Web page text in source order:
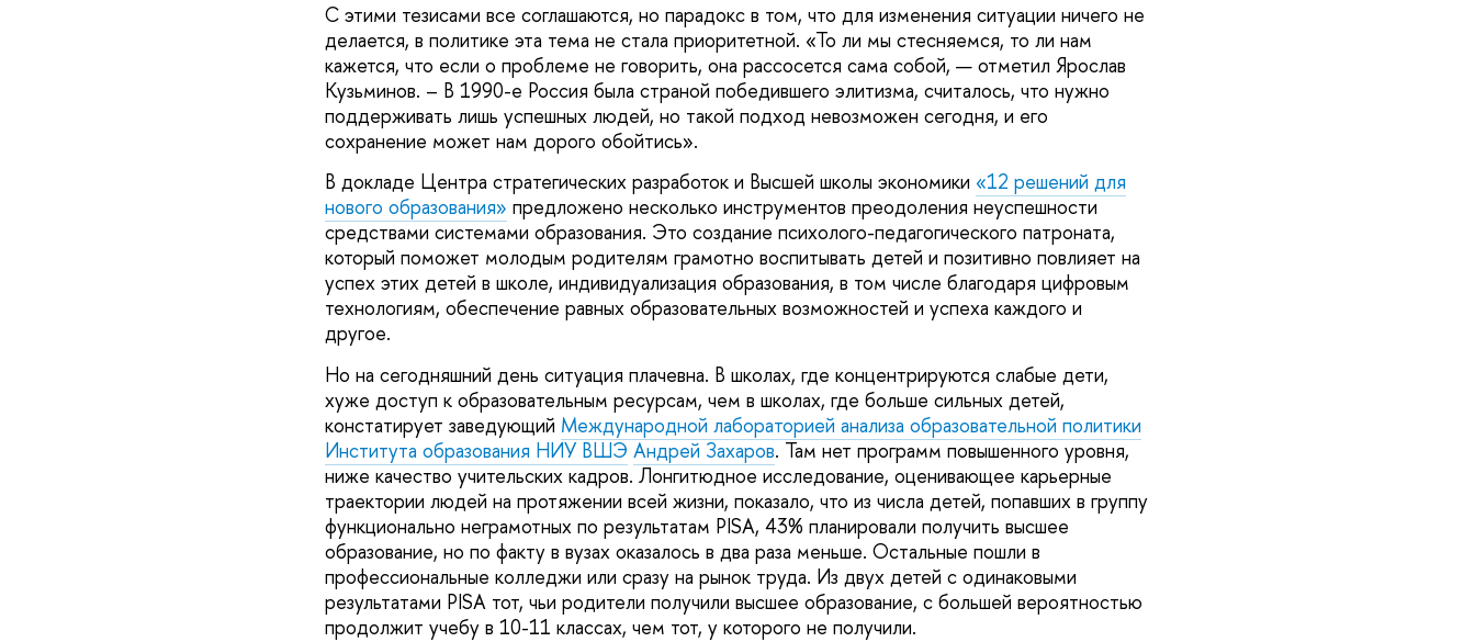
С этими тезисами все соглашаются, но парадокс в том, что для изменения ситуации ничего не
делается, в политике эта тема не стала приоритетной. «То ли мы стесняемся, то ли нам
кажется, что если о проблеме не говорить, она рассосется сама собой, — отметил Ярослав
Кузьминов. – В 1990-е Россия была страной победившего элитизма, считалось, что нужно
поддерживать лишь успешных людей, но такой подход невозможен сегодня, и его
сохранение может нам дорого обойтись».
В докладе Центра стратегических разработок и Высшей школы экономики «12 решений для
нового образования» предложено несколько инструментов преодоления неуспешности
средствами системами образования. Это создание психолого-педагогического патроната,
который поможет молодым родителям грамотно воспитывать детей и позитивно повлияет на
успех этих детей в школе, индивидуализация образования, в том числе благодаря цифровым
технологиям, обеспечение равных образовательных возможностей и успеха каждого и
другое.
Но на сегодняшний день ситуация плачевна. В школах, где концентрируются слабые дети,
хуже доступ к образовательным ресурсам, чем в школах, где больше сильных детей,
констатирует заведующий Международной лабораторией анализа образовательной политики
Института образования НИУ ВШЭ Андрей Захаров. Там нет программ повышенного уровня,
ниже качество учительских кадров. Лонгитюдное исследование, оценивающее карьерные
траектории людей на протяжении всей жизни, показало, что из числа детей, попавших в группу
функционально неграмотных по результатам PISA, 43% планировали получить высшее
образование, но по факту в вузах оказалось в два раза меньше. Остальные пошли в
профессиональные колледжи или сразу на рынок труда. Из двух детей с одинаковыми
результатами PISA тот, чьи родители получили высшее образование, с большей вероятностью
продолжит учебу в 10-11 классах, чем тот, у которого не получили.